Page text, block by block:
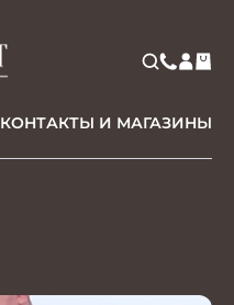
КОНТАКТЫ И МАГАЗИНЫ